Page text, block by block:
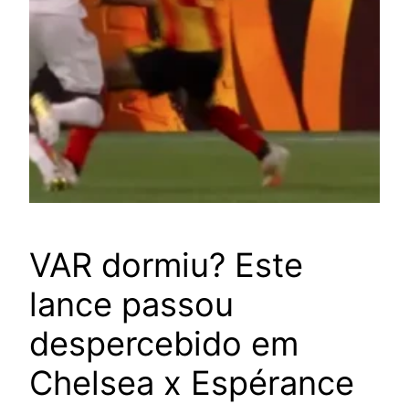
VAR dormiu? Este
lance passou
despercebido em
Chelsea x Espérance